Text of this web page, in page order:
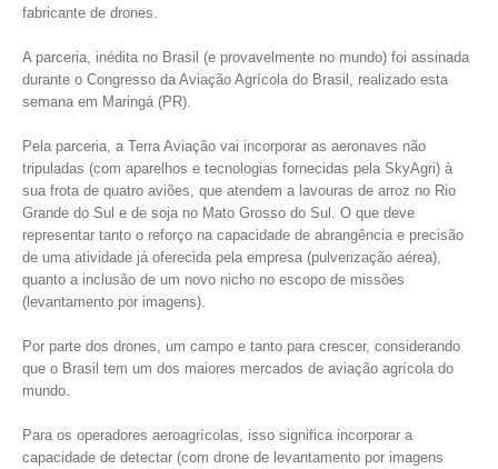
fabricante de drones.
A parceria, inédita no Brasil (e provavelmente no mundo) foi assinada
durante o Congresso da Aviação Agrícola do Brasil, realizado esta
semana em Maringá (PR).
Pela parceria, a Terra Aviação vai incorporar as aeronaves não
tripuladas (com aparelhos e tecnologias fornecidas pela SkyAgri) à
sua frota de quatro aviões, que atendem a lavouras de arroz no Rio
Grande do Sul e de soja no Mato Grosso do Sul. O que deve
representar tanto o reforço na capacidade de abrangência e precisão
de uma atividade já oferecida pela empresa (pulverização aérea),
quanto a inclusão de um novo nicho no escopo de missões
(levantamento por imagens).
Por parte dos drones, um campo e tanto para crescer, considerando
que o Brasil tem um dos maiores mercados de aviação agrícola do
mundo.
Para os operadores aeroagrícolas, isso significa incorporar a
capacidade de detectar (com drone de levantamento por imagens